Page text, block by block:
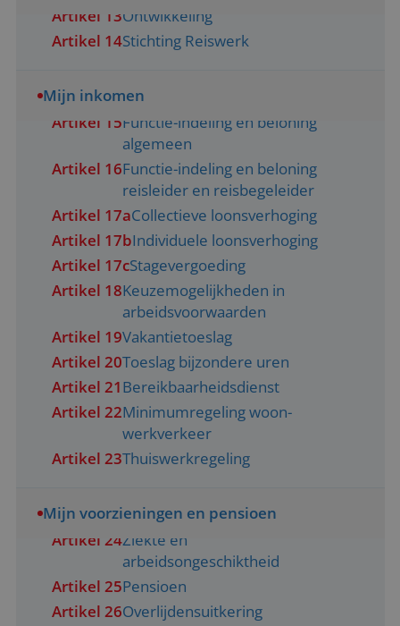
Artikel 13Ontwikkeling
Artikel 14Stichting Reiswerk
Mijn inkomen
Artikel 15Functie-indeling en beloning
algemeen
Artikel 16Functie-indeling en beloning
reisleider en reisbegeleider
Artikel 17aCollectieve loonsverhoging
Artikel 17bIndividuele loonsverhoging
Artikel 17cStagevergoeding
Artikel 18Keuzemogelijkheden in
arbeidsvoorwaarden
Artikel 19Vakantietoeslag
Artikel 20Toeslag bijzondere uren
Artikel 21Bereikbaarheidsdienst
Artikel 22Minimumregeling woon-
werkverkeer
Artikel 23Thuiswerkregeling
Mijn voorzieningen en pensioen
Artikel 24Ziekte en
arbeidsongeschiktheid
Artikel 25Pensioen
Artikel 26Overlijdensuitkering